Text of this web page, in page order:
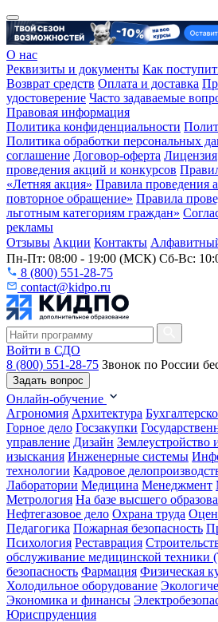
О нас
Реквизиты и документы Как
Возврат средств Оплата и доставка
удостоверение Часто задаваемые
Правовая информация
Политика конфиденциальности
Политика обработки персональных
соглашение Договор-оферта Лицензия
проведения акций и конкурсов
«Летняя акция» Правила проведения
повторное обращение» Правила
льготным категориям граждан»
рекламы
Отзывы Акции Контакты
Пн-Пт: 08:00 - 19:00 (МСК) Сб-Вс:
8 (800) 551-28-75
contact@kidpo.ru
Войти в СДО
8 (800) 551-28-75 Звонок по России
Задать вопрос
Онлайн-обучение
Агрономия Архитектура
Горное дело Госзакупки
управление Дизайн Землеустройство
изыскания Инженерные системы
технологии Кадровое
Лаборатории Медицина Менеджмент
Метрология На базе высшего
Нефтегазовое дело Охрана труда
Педагогика Пожарная безопасность
Психология Реставрация
обслуживание медицинской
безопасность Фармация Физическая
Холодильное оборудование
Экономика и финансы
Юриспруденция